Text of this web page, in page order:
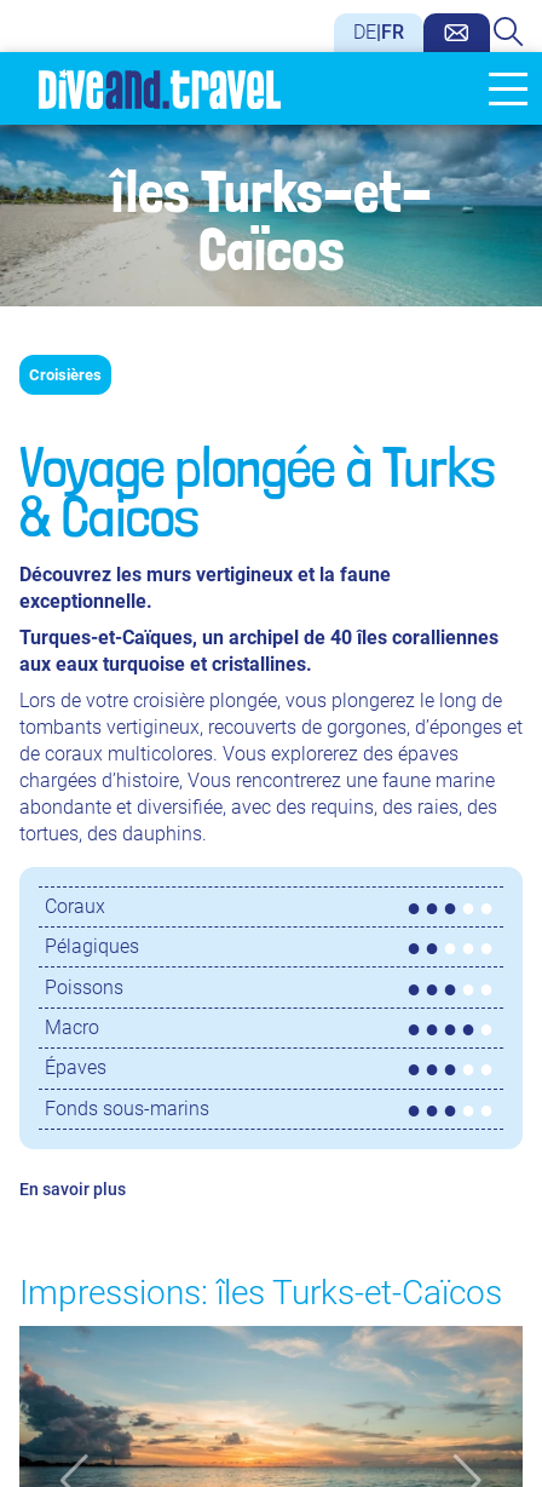
DE FR
îles Turks-et-
Caïcos
Croisières
Voyage plongée à Turks
& Caicos
Découvrez les murs vertigineux et la faune
exceptionnelle.
Turques-et-Caïques, un archipel de 40 îles coralliennes
aux eaux turquoise et cristallines.
Lors de votre croisière plongée, vous plongerez le long de
tombants vertigineux, recouverts de gorgones, d’éponges et
de coraux multicolores. Vous explorerez des épaves
chargées d’histoire, Vous rencontrerez une faune marine
abondante et diversifiée, avec des requins, des raies, des
tortues, des dauphins.
Coraux
Pélagiques
Poissons
Macro
Épaves
Fonds sous-marins
En savoir plus
Impressions: îles Turks-et-Caïcos